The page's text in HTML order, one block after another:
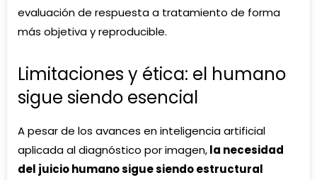
evaluación de respuesta a tratamiento de forma
más objetiva y reproducible.
Limitaciones y ética: el humano
sigue siendo esencial
A pesar de los avances en inteligencia artificial
aplicada al diagnóstico por imagen,la necesidad
del juicio humano sigue siendo estructural